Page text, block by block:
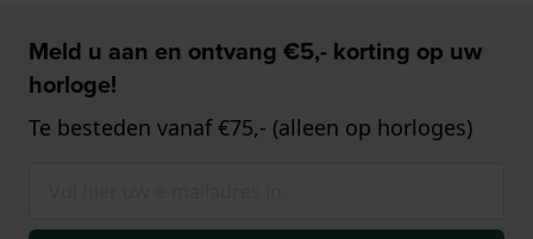
Meld u aan en ontvang €5,- korting op uw
horloge!
Te besteden vanaf €75,- (alleen op horloges)